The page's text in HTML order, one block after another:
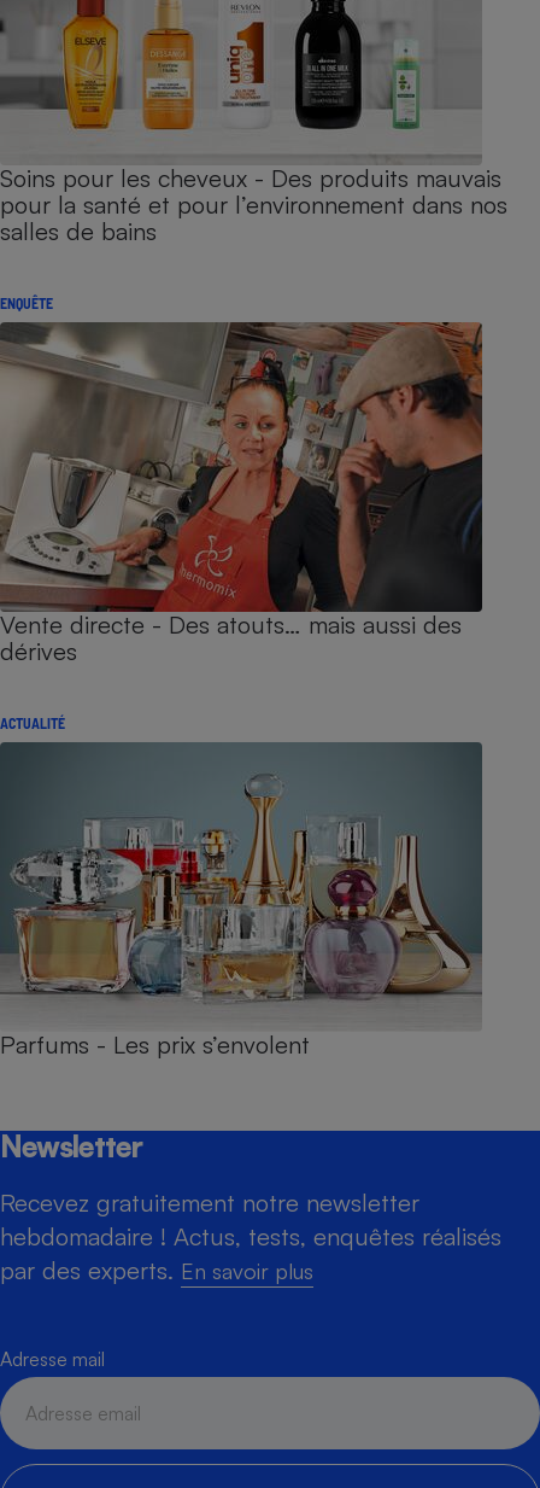
Soins pour les cheveux - Des produits mauvais
pour la santé et pour l’environnement dans nos
salles de bains
ENQUÊTE
Vente directe - Des atouts… mais aussi des
dérives
ACTUALITÉ
Parfums - Les prix s’envolent
Newsletter
Recevez gratuitement notre newsletter
hebdomadaire ! Actus, tests, enquêtes réalisés
par des experts. En savoir plus
Adresse mail